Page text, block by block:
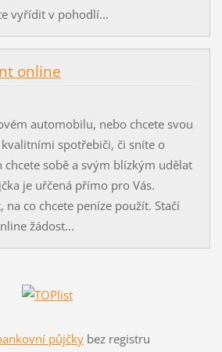
vyřídit v pohodlí...
online
automobilu, nebo chcete svou
spotřebiči, či sníte o
chcete sobě a svým blízkým udělat
je uřčená přímo pro Vás.
na co chcete peníze použít. Stačí
žádost...
půjčky bez registru